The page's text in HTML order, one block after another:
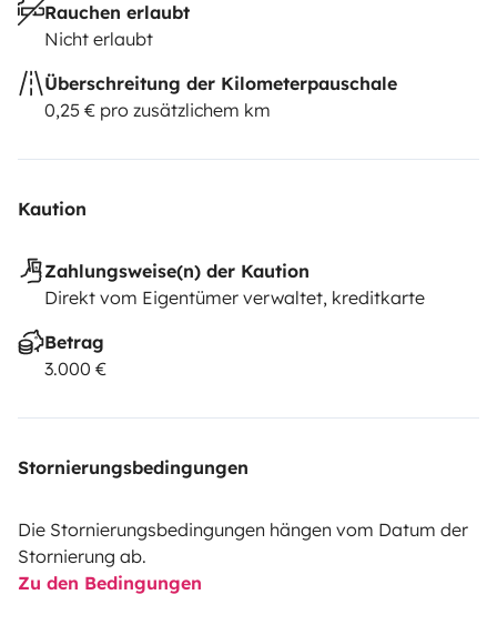
Rauchen erlaubt
Nicht erlaubt
Überschreitung der Kilometerpauschale
0,25 € pro zusätzlichem km
Kaution
Zahlungsweise(n) der Kaution
Direkt vom Eigentümer verwaltet, kreditkarte
Betrag
3.000 €
Stornierungsbedingungen
Die Stornierungsbedingungen hängen vom Datum der
Stornierung ab.
Zu den Bedingungen